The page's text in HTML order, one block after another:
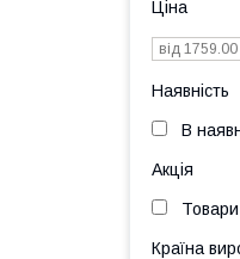
Ціна
Наявність
В
Акція
Країна